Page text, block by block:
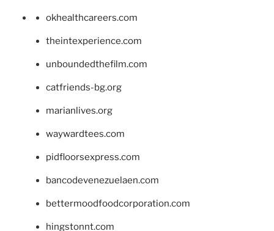
okhealthcareers.com
theintexperience.com
unboundedthefilm.com
catfriends-bg.org
marianlives.org
waywardtees.com
pidfloorsexpress.com
bancodevenezuelaen.com
bettermoodfoodcorporation.com
hingstonnt.com